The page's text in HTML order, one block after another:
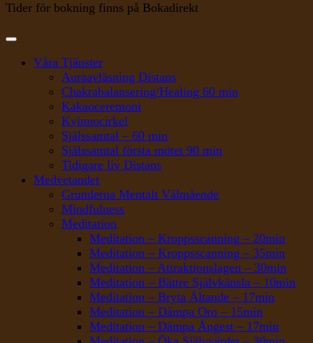
Tider för bokning finns på Bokadirekt
Våra Tjänster
Auraavläsning Distans
Chakrabalansering/Healing 60 min
Kakaoceremoni
Kvinnocirkel
Själssamtal – 60 min
Själssamtal första mötet 90 min
Tidigare liv Distans
Medvetandet
Grunderna Mentalt Välmående
Mindfulness
Meditation
Meditation – Kroppsscanning – 20min
Meditation – Kroppsscanning – 35min
Meditation – Attraktionslagen – 30min
Meditation – Bättre Självkänsla – 10min
Meditation – Bryta Ältande – 17min
Meditation – Dämpa Oro – 15min
Meditation – Dämpa Ångest – 17min